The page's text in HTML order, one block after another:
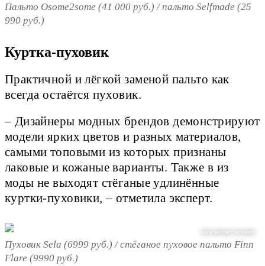
Пальто Osome2some (41 000 руб.) / пальто Selfmade (25
990 руб.)
Куртка-пуховик
Практичной и лёгкой заменой пальто как
всегда остаётся пуховик.
– Дизайнеры модных брендов демонстрируют
модели ярких цветов и разных материалов,
самыми топовыми из которых признаны
лаковые и кожаные варианты. Также в из
моды не выходят стёганые удлинённые
куртки-пуховики, – отметила эксперт.
сайты интернет-магазинов
Пуховик Sela (6999 руб.) / стёганое пуховое пальто Finn
Flare (9990 руб.)